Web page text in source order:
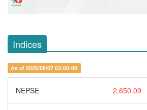
Indices
As of 2026/08/07 03:00:00
NEPSE 2,650.09